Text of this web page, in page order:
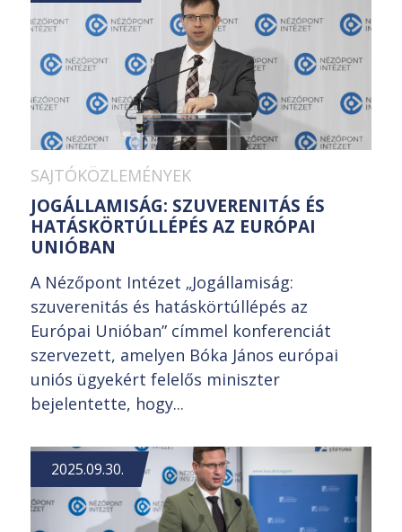
SAJTÓKÖZLEMÉNYEK
JOGÁLLAMISÁG: SZUVERENITÁS ÉS
HATÁSKÖRTÚLLÉPÉS AZ EURÓPAI
UNIÓBAN
A Nézőpont Intézet „Jogállamiság:
szuverenitás és hatáskörtúllépés az
Európai Unióban” címmel konferenciát
szervezett, amelyen Bóka János európai
uniós ügyekért felelős miniszter
bejelentette, hogy...
2025.09.30.